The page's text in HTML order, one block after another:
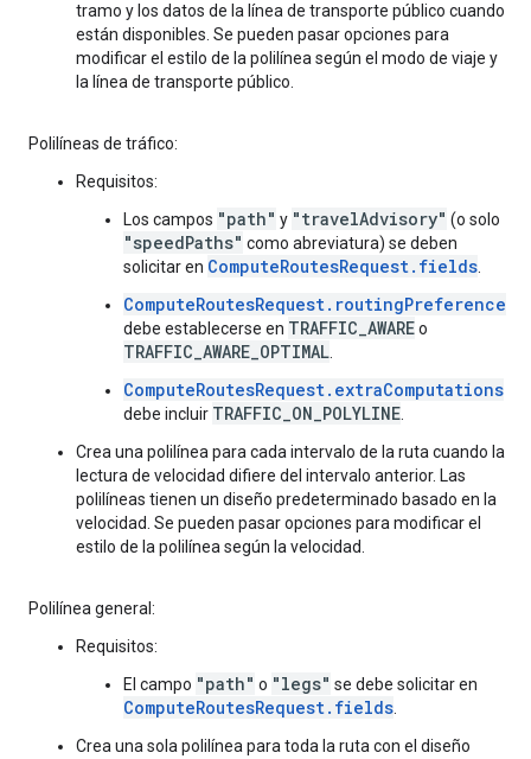
tramo y los datos de la línea de transporte público cuando
están disponibles. Se pueden pasar opciones para
modificar el estilo de la polilínea según el modo de viaje y
la línea de transporte público.
Polilíneas de tráfico:
Requisitos:
Los campos "path" y "travelAdvisory" (o solo
"speedPaths" como abreviatura) se deben
solicitar en ComputeRoutesRequest.fields
ComputeRoutesRequest.routingPreference
debe establecerse en TRAFFIC_AWAREo
TRAFFIC_AWARE_OPTIMAL
ComputeRoutesRequest.extraComputations
debe incluir TRAFFIC_ON_POLYLINE
Crea una polilínea para cada intervalo de la ruta cuando la
lectura de velocidad difiere del intervalo anterior. Las
polilíneas tienen un diseño predeterminado basado en la
velocidad. Se pueden pasar opciones para modificar el
estilo de la polilínea según la velocidad.
Polilínea general:
Requisitos:
El campo "path" o "legs" se debe solicitar en
ComputeRoutesRequest.fields
Crea una sola polilínea para toda la ruta con el diseño